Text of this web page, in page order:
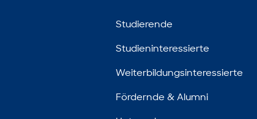
Studierende
Studieninteressierte
Weiterbildungsinteressierte
Fördernde & Alumni